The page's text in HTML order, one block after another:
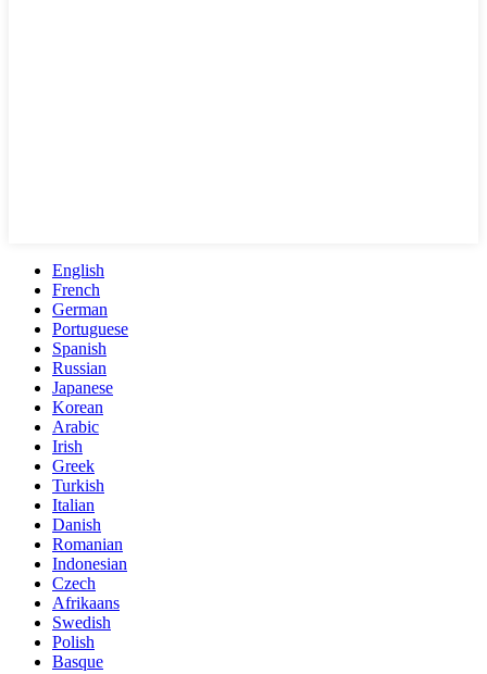
English
French
German
Portuguese
Spanish
Russian
Japanese
Korean
Arabic
Irish
Greek
Turkish
Italian
Danish
Romanian
Indonesian
Czech
Afrikaans
Swedish
Polish
Basque